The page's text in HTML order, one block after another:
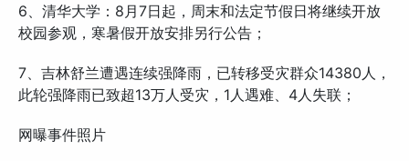
6、清华大学：8月7日起，周末和法定节假日将继续开放
校园参观，寒暑假开放安排另行公告；
7、吉林舒兰遭遇连续强降雨，已转移受灾群众14380人，
此轮强降雨已致超13万人受灾，1人遇难、4人失联；
网曝事件照片